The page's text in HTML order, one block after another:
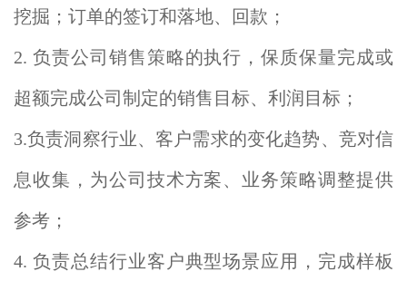
挖掘；订单的签订和落地、回款；
2. 负责公司销售策略的执行，保质保量完成或
超额完成公司制定的销售目标、利润目标；
3.负责洞察行业、客户需求的变化趋势、竞对信
息收集，为公司技术方案、业务策略调整提供
参考；
4. 负责总结行业客户典型场景应用，完成样板